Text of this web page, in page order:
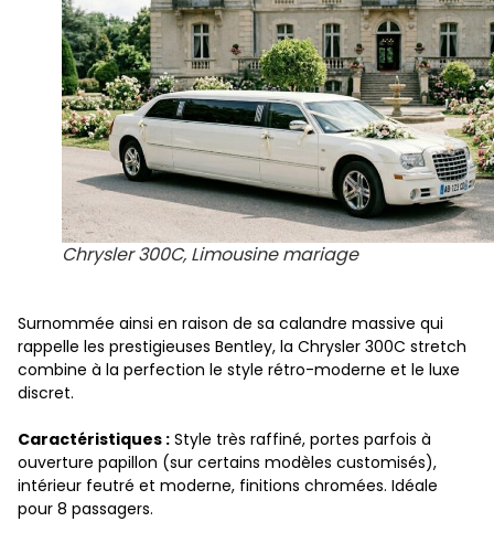
Chrysler 300C, Limousine mariage
Surnommée ainsi en raison de sa calandre massive qui
rappelle les prestigieuses Bentley, la Chrysler 300C stretch
combine à la perfection le style rétro-moderne et le luxe
discret.
Caractéristiques : Style très raffiné, portes parfois à
ouverture papillon (sur certains modèles customisés),
intérieur feutré et moderne, finitions chromées. Idéale
pour 8 passagers.